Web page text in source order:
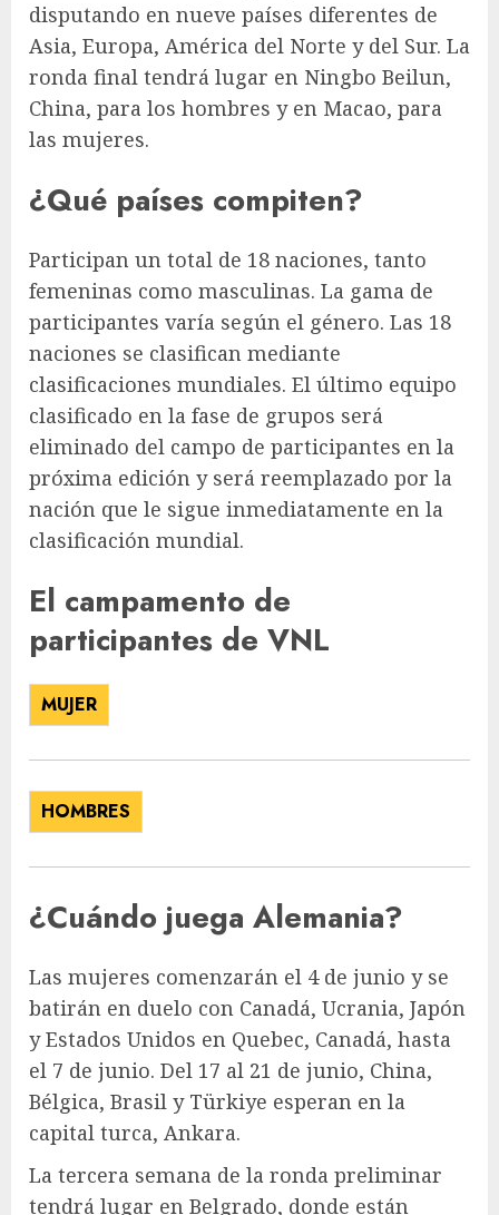
disputando en nueve países diferentes de
Asia, Europa, América del Norte y del Sur. La
ronda final tendrá lugar en Ningbo Beilun,
China, para los hombres y en Macao, para
las mujeres.
¿Qué países compiten?
Participan un total de 18 naciones, tanto
femeninas como masculinas. La gama de
participantes varía según el género. Las 18
naciones se clasifican mediante
clasificaciones mundiales. El último equipo
clasificado en la fase de grupos será
eliminado del campo de participantes en la
próxima edición y será reemplazado por la
nación que le sigue inmediatamente en la
clasificación mundial.
El campamento de
participantes de VNL
MUJER
HOMBRES
¿Cuándo juega Alemania?
Las mujeres comenzarán el 4 de junio y se
batirán en duelo con Canadá, Ucrania, Japón
y Estados Unidos en Quebec, Canadá, hasta
el 7 de junio. Del 17 al 21 de junio, China,
Bélgica, Brasil y Türkiye esperan en la
capital turca, Ankara.
La tercera semana de la ronda preliminar
tendrá lugar en Belgrado, donde están